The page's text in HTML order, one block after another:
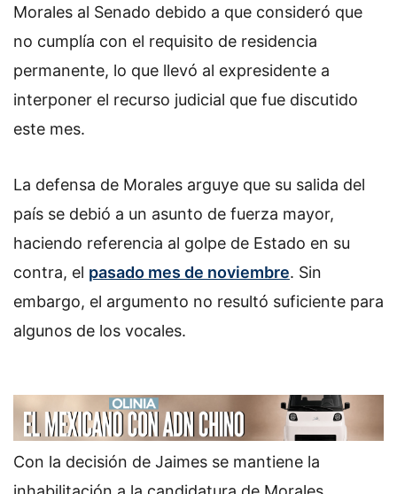
Morales al Senado debido a que consideró que
no cumplía con el requisito de residencia
permanente, lo que llevó al expresidente a
interponer el recurso judicial que fue discutido
este mes.
La defensa de Morales arguye que su salida del
país se debió a un asunto de fuerza mayor,
haciendo referencia al golpe de Estado en su
contra, el pasado mes de noviembre. Sin
embargo, el argumento no resultó suficiente para
algunos de los vocales.
Con la decisión de Jaimes se mantiene la